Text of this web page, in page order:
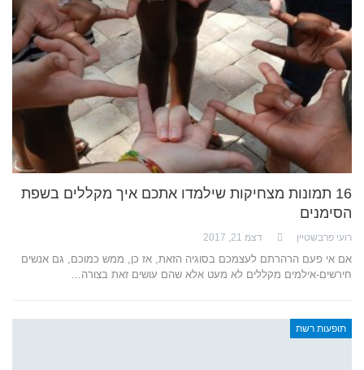
16 תמונות מצחיקות שילמדו אתכם איך מקללים בשפת
הסימנים
רועי פרבשטיין דצמ 21, 2017
אם אי פעם הרהרתם לעצמכם בסוגיה הזאת, אז כן, ממש כמוכם, גם אנשים
חירשים-אילמים מקללים לא מעט אלא שהם עושים זאת בצורה…
תופעות רשת